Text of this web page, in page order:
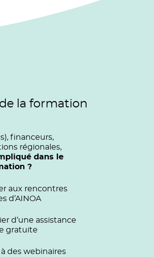
la formation
financeurs,
régionales,
dans le
?
aux rencontres
d’AINOA
d’une assistance
gratuite
des webinaires